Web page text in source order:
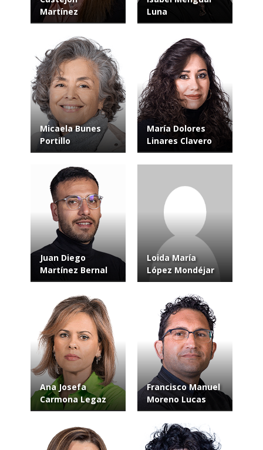
Martínez
Luna
Micaela Bunes
Portillo
María Dolores
Linares Clavero
Juan Diego
Martínez Bernal
Loida María
López Mondéjar
Ana Josefa
Carmona Legaz
Francisco Manuel
Moreno Lucas